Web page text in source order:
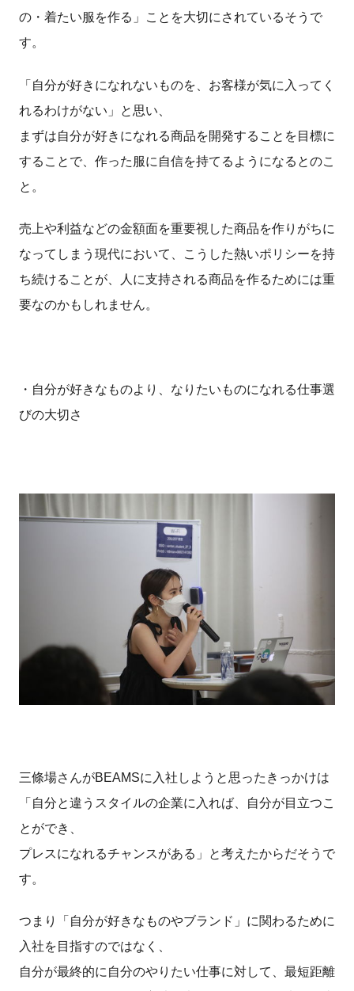
の・着たい服を作る」ことを大切にされているそうで
す。
「自分が好きになれないものを、お客様が気に入ってく
れるわけがない」と思い、
まずは自分が好きになれる商品を開発することを目標に
することで、作った服に自信を持てるようになるとのこ
と。
売上や利益などの金額面を重要視した商品を作りがちに
なってしまう現代において、こうした熱いポリシーを持
ち続けることが、人に支持される商品を作るためには重
要なのかもしれません。
・自分が好きなものより、なりたいものになれる仕事選
びの大切さ
三條場さんがBEAMSに入社しようと思ったきっかけは
「自分と違うスタイルの企業に入れば、自分が目立つこ
とができ、
プレスになれるチャンスがある」と考えたからだそうで
す。
つまり「自分が好きなものやブランド」に関わるために
入社を目指すのではなく、
自分が最終的に自分のやりたい仕事に対して、最短距離